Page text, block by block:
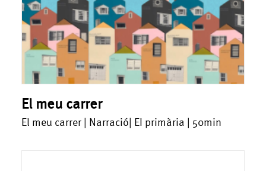
El meu carrer
El meu carrer | Narració| EI primària | 50min